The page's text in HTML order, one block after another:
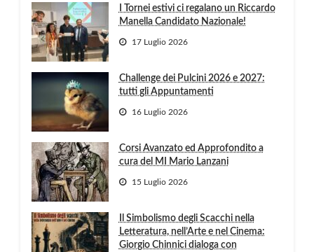
I Tornei estivi ci regalano un Riccardo
Manella Candidato Nazionale!
17 Luglio 2026
Challenge dei Pulcini 2026 e 2027:
tutti gli Appuntamenti
16 Luglio 2026
Corsi Avanzato ed Approfondito a
cura del MI Mario Lanzani
15 Luglio 2026
Il Simbolismo degli Scacchi nella
Letteratura, nell’Arte e nel Cinema:
Giorgio Chinnici dialoga con